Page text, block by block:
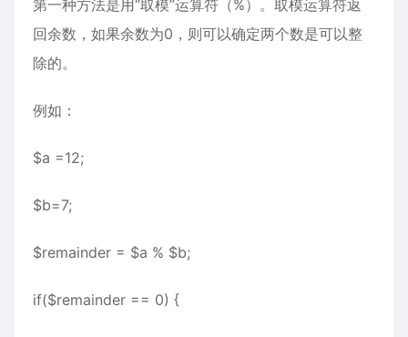
第一种方法是用“取模”运算符（%）。取模运算符返
回余数，如果余数为0，则可以确定两个数是可以整
除的。
例如：
$a =12;
$b=7;
$remainder = $a % $b;
if($remainder == 0) {